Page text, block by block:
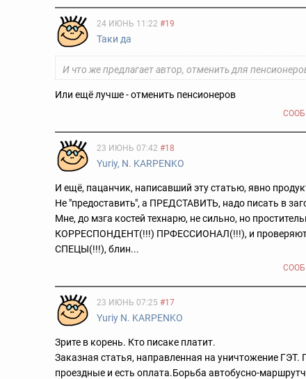
24 ИЮНЬ 11:22 #19
Таки да
И что же предлагает автор, отменить для
Или ещё лучше - отменить пенсионеров
23 ИЮНЬ 07:42 #18
Yuriy, N. KARPENKO
И ещё, пацанчик, написавший эту статью, явно
Не "предоставить", а ПРЕДСТАВИТЬ, надо писать в
Мне, до мзга костей технарю, не сильно, но
КОРРЕСПОНДЕНТ(!!!) ПРФЕССИОНАЛ(!!!), и проверяют,
СПЕЦЫ(!!!), блин...
23 ИЮНЬ 07:25 #17
Yuriy N. KARPENKO
Зрите в корень. Кто писаке платит.
Заказная статья, направленная на уничтожение ГЭТ.
проездные и есть оплата.Борьба автобусно-